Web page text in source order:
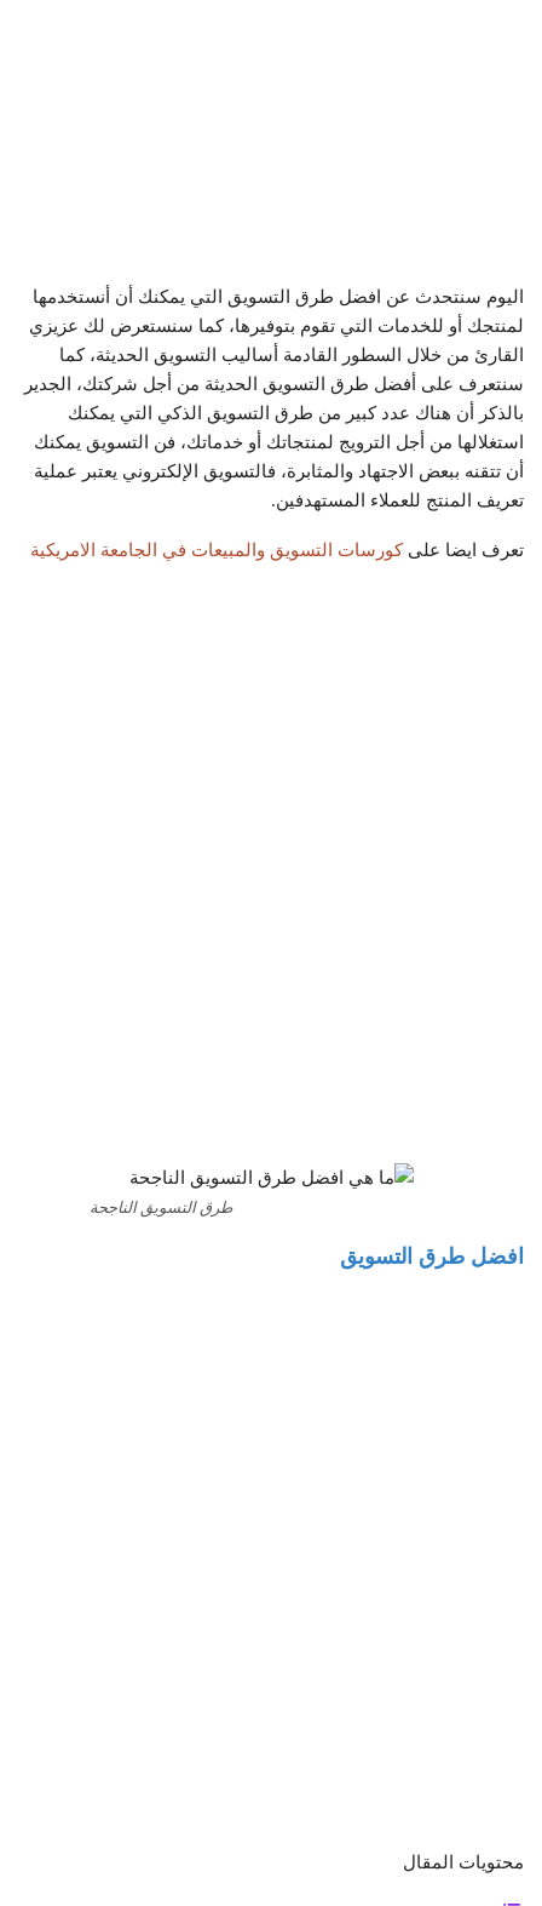
اليوم سنتحدث عن افضل طرق التسويق التي يمكنك أن أنستخدمها
لمنتجك أو للخدمات التي تقوم بتوفيرها، كما سنستعرض لك عزيزي
القارئ من خلال السطور القادمة أساليب التسويق الحديثة، كما
سنتعرف على أفضل طرق التسويق الحديثة من أجل شركتك، الجدير
بالذكر أن هناك عدد كبير من طرق التسويق الذكي التي يمكنك
استغلالها من أجل الترويج لمنتجاتك أو خدماتك، فن التسويق يمكنك
أن تتقنه ببعض الاجتهاد والمثابرة، فالتسويق الإلكتروني يعتبر عملية
تعريف المنتج للعملاء المستهدفين.
تعرف ايضا علىكورسات التسويق والمبيعات في الجامعة الامريكية
طرق التسويق الناجحة
افضل طرق التسويق
محتويات المقال